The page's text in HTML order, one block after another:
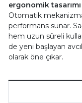
ergonomik tasarımı
Otomatik
performans sunar.
hem uzun süreli
de yeni başlayan
olarak öne çıkar.